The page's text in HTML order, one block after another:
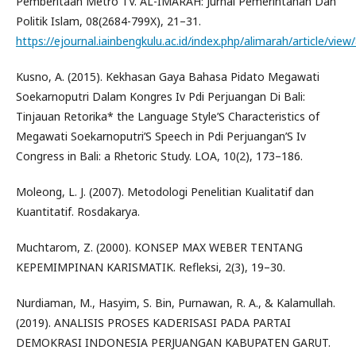
Politik Islam, 08(2684-799X), 21–31.
https://ejournal.iainbengkulu.ac.id/index.php/alimarah/article/
Kusno, A. (2015). Kekhasan Gaya Bahasa Pidato Megawati
Soekarnoputri Dalam Kongres Iv Pdi Perjuangan Di Bali:
Tinjauan Retorika* the Language Style’S Characteristics of
Megawati Soekarnoputri’S Speech in Pdi Perjuangan’S Iv
Congress in Bali: a Rhetoric Study. LOA, 10(2), 173–186.
Moleong, L. J. (2007). Metodologi Penelitian Kualitatif dan
Kuantitatif. Rosdakarya.
Muchtarom, Z. (2000). KONSEP MAX WEBER TENTANG
KEPEMIMPINAN KARISMATIK. Refleksi, 2(3), 19–30.
Nurdiaman, M., Hasyim, S. Bin, Purnawan, R. A., & Kalamullah.
(2019). ANALISIS PROSES KADERISASI PADA PARTAI
DEMOKRASI INDONESIA PERJUANGAN KABUPATEN GARUT.